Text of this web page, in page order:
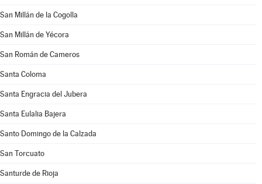
San Millán de la Cogolla
San Millán de Yécora
San Román de Cameros
Santa Coloma
Santa Engracia del Jubera
Santa Eulalia Bajera
Santo Domingo de la Calzada
San Torcuato
Santurde de Rioja